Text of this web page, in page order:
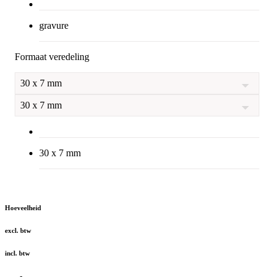
gravure
Formaat veredeling
30 x 7 mm
30 x 7 mm
30 x 7 mm
Hoeveelheid
excl. btw
incl. btw